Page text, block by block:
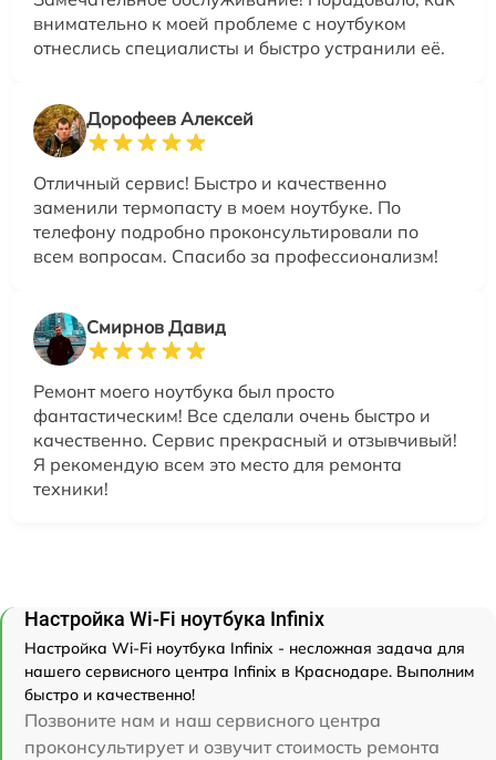
внимательно к моей проблеме с ноутбуком
отнеслись специалисты и быстро устранили её.
Дорофеев Алексей
Отличный сервис! Быстро и качественно
заменили термопасту в моем ноутбуке. По
телефону подробно проконсультировали по
всем вопросам. Спасибо за профессионализм!
Смирнов Давид
Ремонт моего ноутбука был просто
фантастическим! Все сделали очень быстро и
качественно. Сервис прекрасный и отзывчивый!
Я рекомендую всем это место для ремонта
техники!
Настройка Wi-Fi ноутбука Infinix
Настройка Wi-Fi ноутбука Infinix - несложная задача для
нашего сервисного центра Infinix в Краснодаре. Выполним
быстро и качественно!
Позвоните нам и наш сервисного центра
проконсультирует и озвучит стоимость ремонта